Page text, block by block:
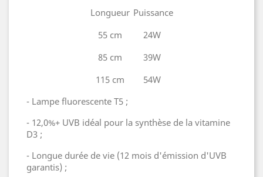
Longueur Puissance
55 cm
24W
85 cm
39W
115 cm
54W
- Lampe fluorescente T5 ;
- 12,0%+ UVB idéal pour la synthèse de la vitamine
D3 ;
- Longue durée de vie (12 mois d'émission d'UVB
garantis) ;